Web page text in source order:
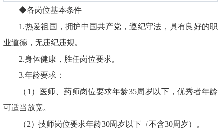
◆各岗位基本条件
1.热爱祖国，拥护中国共产党，遵纪守法，具有良好的职
业道德，无违纪违规。
2.身体健康，胜任岗位要求。
3.年龄要求：
（1）医师、药师岗位要求年龄35周岁以下，优秀者年龄
可适当放宽。
（2）技师岗位要求年龄30周岁以下（不含30周岁）。